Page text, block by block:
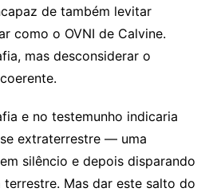
de também levitar
como o OVNI de Calvine.
mas desconsiderar o
e no testemunho indicaria
extraterrestre — uma
silêncio e depois disparando
terrestre. Mas dar este salto do